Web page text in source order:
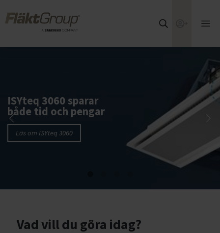
Webshop
ISYteq 3060 sparar
både tid och pengar
Läs om ISYteq 3060
Vad vill du göra idag?